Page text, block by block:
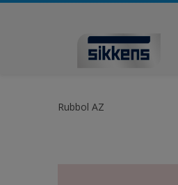
Rubbol AZ